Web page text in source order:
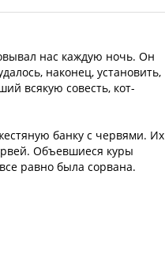
нас каждую ночь. Он
наконец, установить,
всякую совесть, кот-
банку с червями. Их
Объевшиеся куры
равно была сорвана.